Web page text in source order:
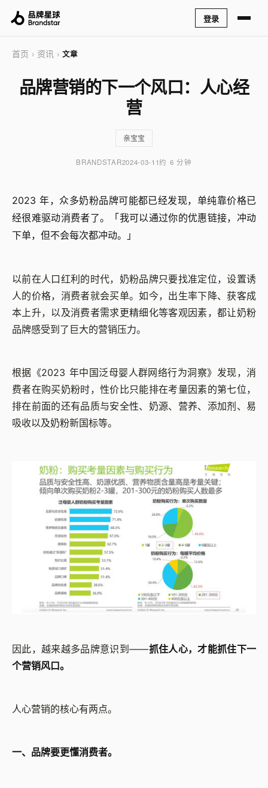
登录
首页 › 资讯 › 文章
品牌营销的下一个风口：人心经
营
亲宝宝
BRANDSTAR2024-03-11约 6 分钟
2023 年，众多奶粉品牌可能都已经发现，单纯靠价格已
经很难驱动消费者了。
「我可以通过你的优惠链接，冲动
下单，但不会每次都冲动。
」
以前在人口红利的时代，奶粉品牌只要找准定位，设置诱
人的价格，消费者就会买单。如今，出生率下降、获客成
本上升，以及消费者需求更精细化等客观因素，都让奶粉
品牌感受到了巨大的营销压力。
根据《2023 年中国泛母婴人群网络行为洞察》发现，消
费者在购买奶粉时，性价比只能排在考量因素的第七位，
排在前面的还有品质与安全性、奶源、营养、添加剂、易
吸收以及奶粉新国标等。
因此，越来越多品牌意识到——抓住人心，才能抓住下一
个营销风口。
人心营销的核心有两点。
一、品牌要更懂消费者。